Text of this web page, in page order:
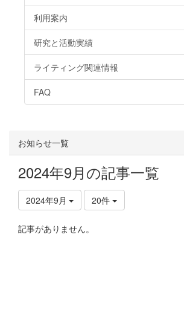
お知らせ一覧
2024年9月の記事一覧
2024年9月 20件
記事がありません。
利用案内
研究と活動実績
ライティング関連情報
FAQ